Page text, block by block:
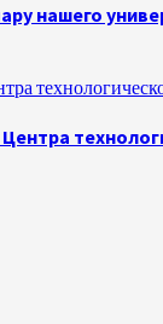
нашего